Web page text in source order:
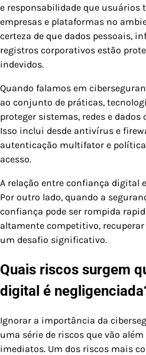
e responsabilidade que usuários
empresas e plataformas no
certeza de que dados pessoais,
registros corporativos estão
indevidos.
Quando falamos em
ao conjunto de práticas,
proteger sistemas, redes e
Isso inclui desde antivírus e
autenticação multifator e
acesso.
A relação entre confiança digital
Por outro lado, quando a
confiança pode ser rompida
altamente competitivo,
um desafio significativo.
Quais riscos surgem
digital é
Ignorar a importância da
uma série de riscos que vão
imediatos. Um dos riscos mais